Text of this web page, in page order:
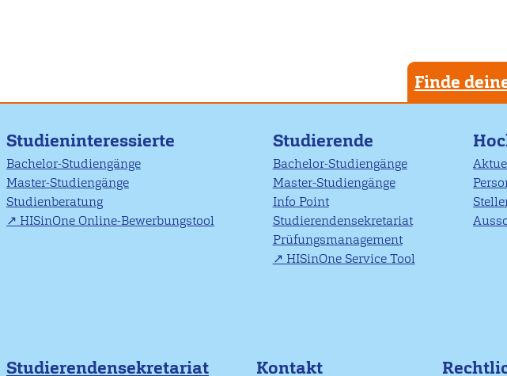
Finde
Studieninteressierte
Bachelor-Studiengänge
Master-Studiengänge
Studienberatung
HISinOne Online-Bewerbungstool
Studierende
Bachelor-Studiengänge
Master-Studiengänge
Info Point
Studierendensekretariat
Prüfungsmanagement
HISinOne Service Tool
Studierendensekretariat Kontakt